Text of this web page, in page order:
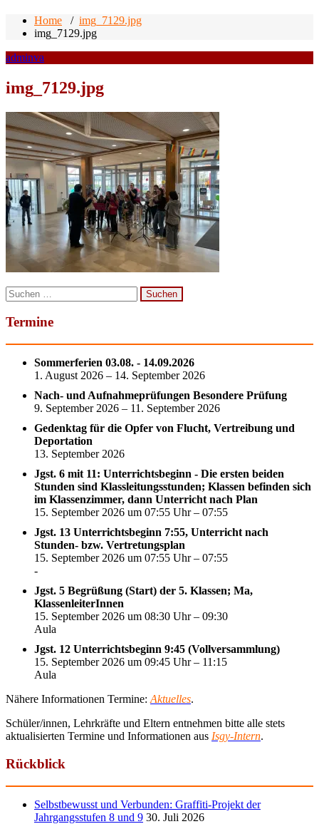
Home / img_7129.jpg
img_7129.jpg
adminva
img_7129.jpg
Suchen
nach:
Termine
Sommerferien 03.08. - 14.09.2026
1. August 2026 – 14. September 2026
Nach- und Aufnahmeprüfungen Besondere Prüfung
9. September 2026 – 11. September 2026
Gedenktag für die Opfer von Flucht, Vertreibung und
Deportation
13. September 2026
Jgst. 6 mit 11: Unterrichtsbeginn - Die ersten beiden
Stunden sind Klassleitungsstunden; Klassen befinden sich
im Klassenzimmer, dann Unterricht nach Plan
15. September 2026 um 07:55 Uhr – 07:55
Jgst. 13 Unterrichtsbeginn 7:55, Unterricht nach
Stunden- bzw. Vertretungsplan
15. September 2026 um 07:55 Uhr – 07:55
-
Jgst. 5 Begrüßung (Start) der 5. Klassen; Ma,
KlassenleiterInnen
15. September 2026 um 08:30 Uhr – 09:30
Aula
Jgst. 12 Unterrichtsbeginn 9:45 (Vollversammlung)
15. September 2026 um 09:45 Uhr – 11:15
Aula
Nähere Informationen Termine: Aktuelles.
Schüler/innen, Lehrkräfte und Eltern entnehmen bitte alle stets
aktualisierten Termine und Informationen aus Isgy-Intern.
Rückblick
Selbstbewusst und Verbunden: Graffiti-Projekt der
Jahrgangsstufen 8 und 9 30. Juli 2026